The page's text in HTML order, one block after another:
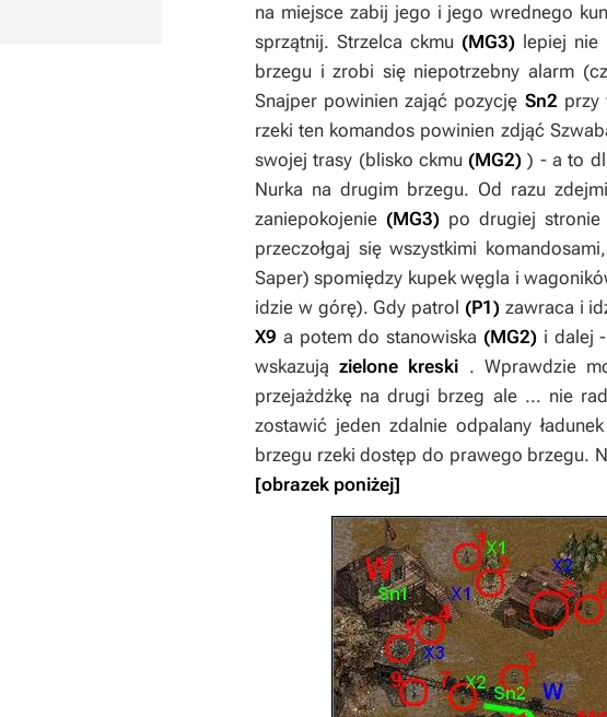
na miejsce zabij jego i jego wrednego
sprzątnij. Strzelca ckmu (MG3) lepiej nie
brzegu i zrobi się niepotrzebny alarm
Snajper powinien zająć pozycję Sn2 przy
rzeki ten komandos powinien zdjąć
swojej trasy (blisko ckmu (MG2) ) - a to
Nurka na drugim brzegu. Od razu
zaniepokojenie (MG3) po drugiej
przeczołgaj się wszystkimi
Saper) spomiędzy kupek węgla i
idzie w górę). Gdy patrol (P1) zawraca i
X9 a potem do stanowiska (MG2) i dalej
wskazujązielone kreski . Wprawdzie
przejażdżkę na drugi brzeg ale ... nie
zostawić jeden zdalnie odpalany
brzegu rzeki dostęp do prawego brzegu.
[obrazek poniżej]